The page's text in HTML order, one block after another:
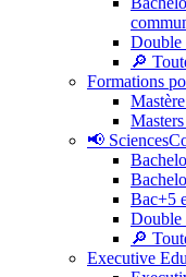
Double
🔎
Formations
📢
Bac+5
Double
🔎
Executive